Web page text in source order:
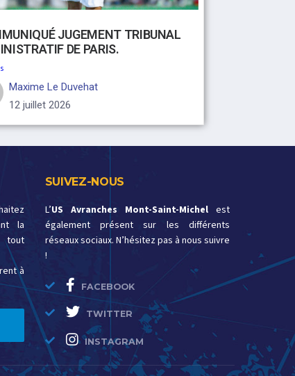
JUGEMENT TRIBUNAL
DE PARIS.
Maxime Le Duvehat
12 juillet 2026
la
à
SUIVEZ-NOUS
L’US Avranches Mont-Saint-Michelest
également présent sur les différents
réseaux sociaux. N’hésitez pas à nous suivre
!
FACEBOOK
TWITTER
INSTAGRAM